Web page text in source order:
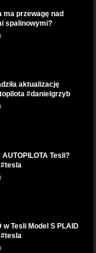
ma przewagę nad
spalinowymi?
aktualizację
#danielgrzyb
Tesli?
w Tesli Model S PLAID